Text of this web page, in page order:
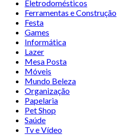
Eletrodomésticos
Ferramentas e Construção
Festa
Games
Informática
Lazer
Mesa Posta
Móveis
Mundo Beleza
Organização
Papelaria
Pet Shop
Saúde
Tv e Vídeo